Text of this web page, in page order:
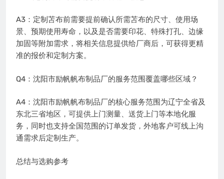
A3：定制苫布前需要提前确认所需苫布的尺寸、使用场
景、预期使用寿命，以及是否需要印花、特殊打孔、边缘
加固等附加需求，将相关信息提供给厂商后，可获得更精
准的报价和定制方案。
Q4：沈阳市励帆帆布制品厂的服务范围覆盖哪些区域？
A4：沈阳市励帆帆布制品厂的核心服务范围为辽宁全省及
东北三省地区，可提供上门测量、送货上门等本地化服
务，同时也支持全国范围的订单发货，外地客户可线上沟
通需求后定制生产。
总结与选购参考